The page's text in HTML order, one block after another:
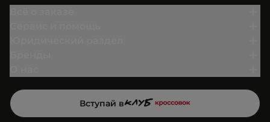
Вступай в